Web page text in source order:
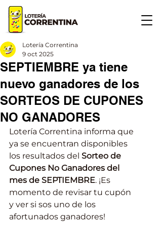
SEPTIEMBRE ya tiene
nuevo ganadores de los
SORTEOS DE CUPONES
NO GANADORES
Lotería Correntina
9 oct 2025
Lotería Correntina informa que
ya se encuentran disponibles
los resultados del Sorteo de
Cupones No Ganadores del
mes de SEPTIEMBRE. ¡Es
momento de revisar tu cupón
y ver si sos uno de los
afortunados ganadores!